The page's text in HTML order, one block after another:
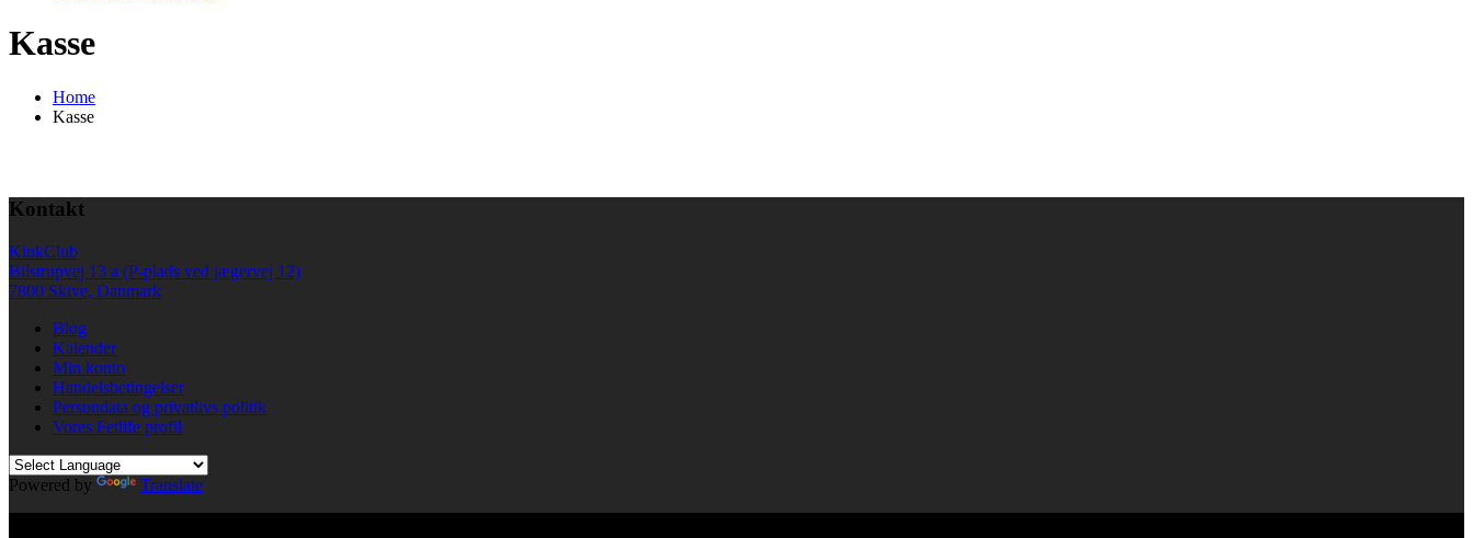
Kasse
Home
Kasse
Kontakt
KinkClub
Bilstrupvej 13 a (P-plads ved jægervej 12)
7800 Skive, Danmark
Blog
Kalender
Min konto
Handelsbetingelser
Persondata og privatlivs politik
Vores Fetlife profil
Powered by
Translate